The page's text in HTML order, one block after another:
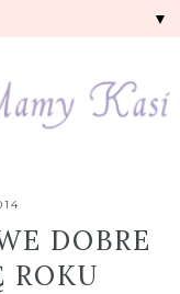
▼
DOBRE
ROKU